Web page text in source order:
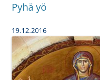
Pyhä yö
19.12.2016